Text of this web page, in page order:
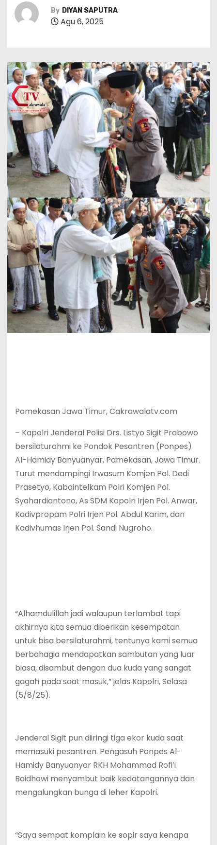
By DIYAN SAPUTRA
Agu 6, 2025
Pamekasan Jawa Timur, Cakrawalatv.com
– Kapolri Jenderal Polisi Drs. Listyo Sigit Prabowo
bersilaturahmi ke Pondok Pesantren (Ponpes)
Al-Hamidy Banyuanyar, Pamekasan, Jawa Timur.
Turut mendampingi Irwasum Komjen Pol. Dedi
Prasetyo, Kabaintelkam Polri Komjen Pol.
Syahardiantono, As SDM Kapolri Irjen Pol. Anwar,
Kadivpropam Polri Irjen Pol. Abdul Karim, dan
Kadivhumas Irjen Pol. Sandi Nugroho.
“Alhamdulillah jadi walaupun terlambat tapi
akhirnya kita semua diberikan kesempatan
untuk bisa bersilaturahmi, tentunya kami semua
berbahagia mendapatkan sambutan yang luar
biasa, disambut dengan dua kuda yang sangat
gagah pada saat masuk,” jelas Kapolri, Selasa
(5/8/25).
Jenderal Sigit pun diiringi tiga ekor kuda saat
memasuki pesantren. Pengasuh Ponpes Al-
Hamidy Banyuanyar RKH Mohammad Rofi’i
Baidhowi menyambut baik kedatangannya dan
mengalungkan bunga di leher Kapolri.
“Saya sempat komplain ke sopir saya kenapa